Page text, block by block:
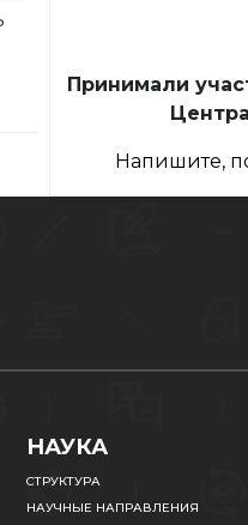
Принимали
Напишите,
НАУКА
СТРУКТУРА
НАУЧНЫЕ НАПРАВЛЕНИЯ